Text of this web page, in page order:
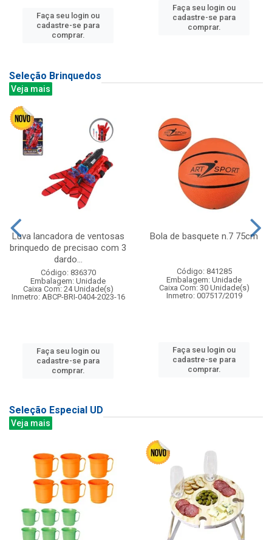
Faça seu login ou
cadastre-se para
comprar.
Faça seu login ou
cadastre-se para
comprar.
Seleção Brinquedos
Veja mais
Luva lancadora de ventosas
brinquedo de precisao com 3
dardo...
Código: 836370
Embalagem: Unidade
Caixa Com: 24 Unidade(s)
Inmetro: ABCP-BRI-0404-2023-16
Faça seu login ou
cadastre-se para
comprar.
Bola de basquete n.7 75cm
Código: 841285
Embalagem: Unidade
Caixa Com: 30 Unidade(s)
Inmetro: 007517/2019
Faça seu login ou
cadastre-se para
comprar.
Seleção Especial UD
Veja mais